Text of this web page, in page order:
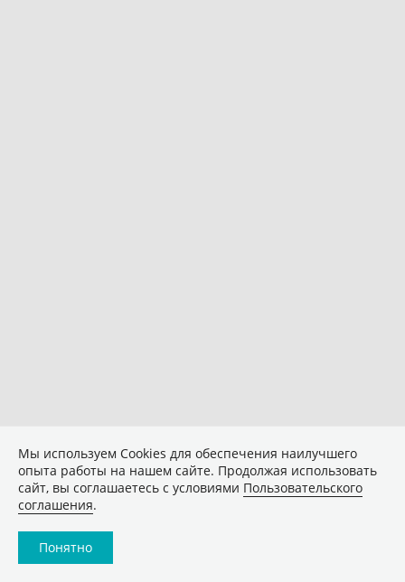
Мы используем Сookies для обеспечения наилучшего
опыта работы на нашем сайте. Продолжая использовать
сайт, вы соглашаетесь с условиями Пользовательского
соглашения.
Понятно